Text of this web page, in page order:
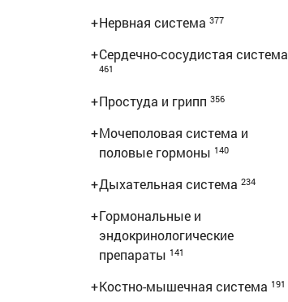
+Нервная система 377
+Сердечно-сосудистая система
461
+Простуда и грипп 356
+Мочеполовая система и
половые гормоны 140
+Дыхательная система 234
+Гормональные и
эндокринологические
препараты 141
+Костно-мышечная система 191